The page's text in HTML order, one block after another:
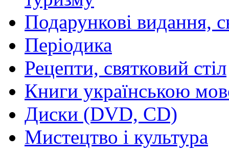
Подарункові видання,
Періодика
Рецепти, святковий стіл
Книги українською
Диски (DVD, CD)
Мистецтво і культура